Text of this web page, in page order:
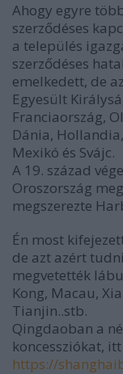
Ahogy egyre
szerződéses
a település
szerződéses
emelkedett, de
Egyesült
Franciaország,
Dánia,
Mexikó és Svájc.
A 19. század
Oroszország
megszerezte
Én most
de azt azért
megvetették
Kong, Macau,
Tianjin..stb.
Qingdaoban a
koncessziókat,
https://